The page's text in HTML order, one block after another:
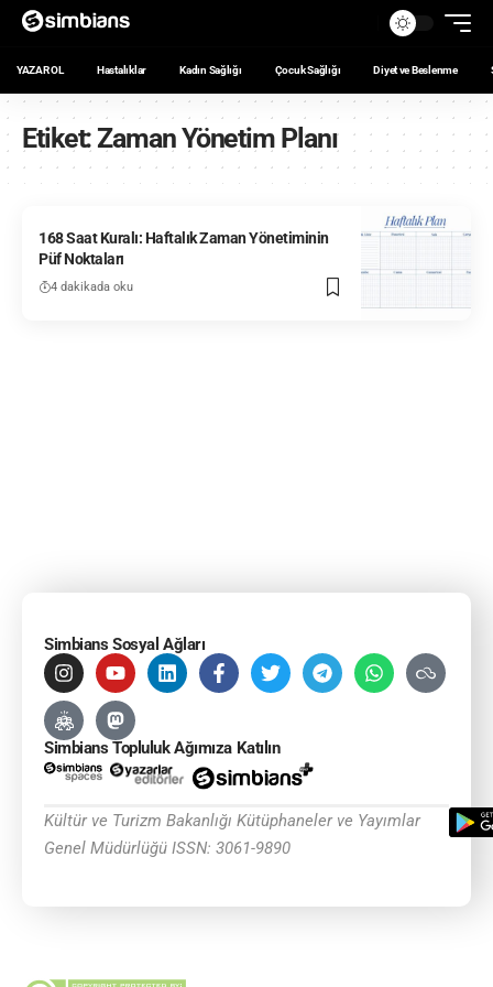
YAZAR OL Hastalıklar Kadın Sağlığı Çocuk Sağlığı Diyet ve Beslenme
Etiket:Zaman Yönetim Planı
168 Saat Kuralı: Haftalık Zaman Yönetiminin
Püf Noktaları
4 dakikada oku
Simbians Sosyal Ağları
Simbians Topluluk Ağımıza Katılın
Kültür ve Turizm Bakanlığı Kütüphaneler ve Yayımlar
Genel Müdürlüğü ISSN: 3061-9890